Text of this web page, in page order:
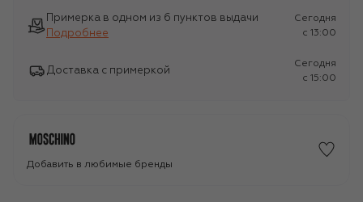
Примерка в одном из 6 пунктов выдачи
Подробнее
Сегодня
c 13:00
Доставка с примеркой
Сегодня
c 15:00
Добавить в любимые бренды